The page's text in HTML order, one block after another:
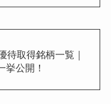
待取得銘柄一覧｜
挙公開！